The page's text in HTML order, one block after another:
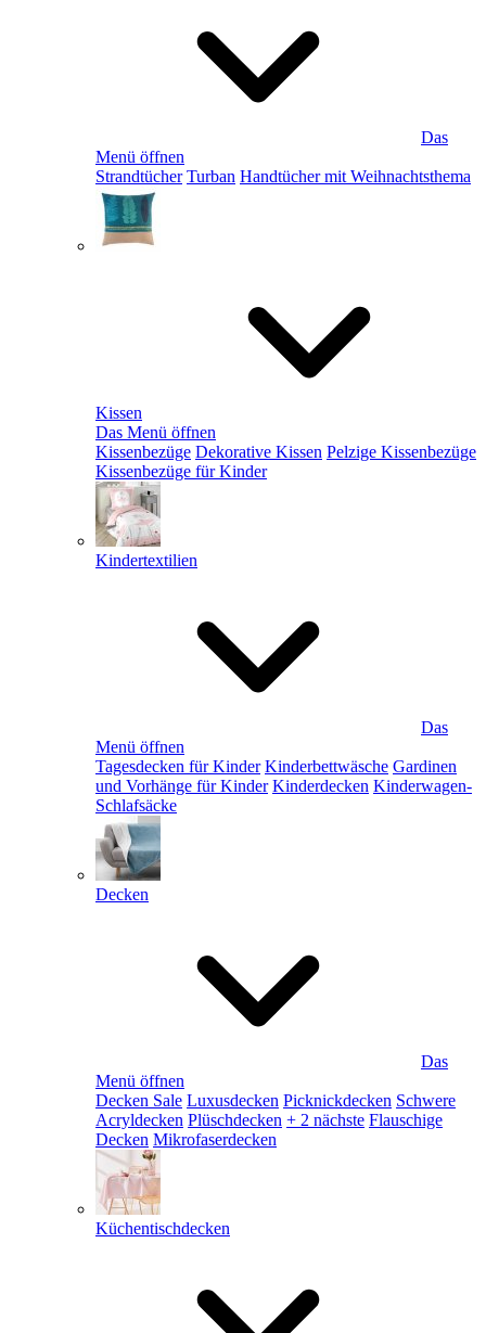
Das
Menü öffnen
Strandtücher Turban Handtücher mit Weihnachtsthema
Kissen
Das Menü öffnen
Kissenbezüge Dekorative Kissen Pelzige Kissenbezüge
Kissenbezüge für Kinder
Kindertextilien
Das
Menü öffnen
Tagesdecken für Kinder Kinderbettwäsche Gardinen
und Vorhänge für Kinder Kinderdecken Kinderwagen-
Schlafsäcke
Decken
Das
Menü öffnen
Decken Sale Luxusdecken Picknickdecken Schwere
Acryldecken Plüschdecken + 2 nächste Flauschige
Decken Mikrofaserdecken
Küchentischdecken